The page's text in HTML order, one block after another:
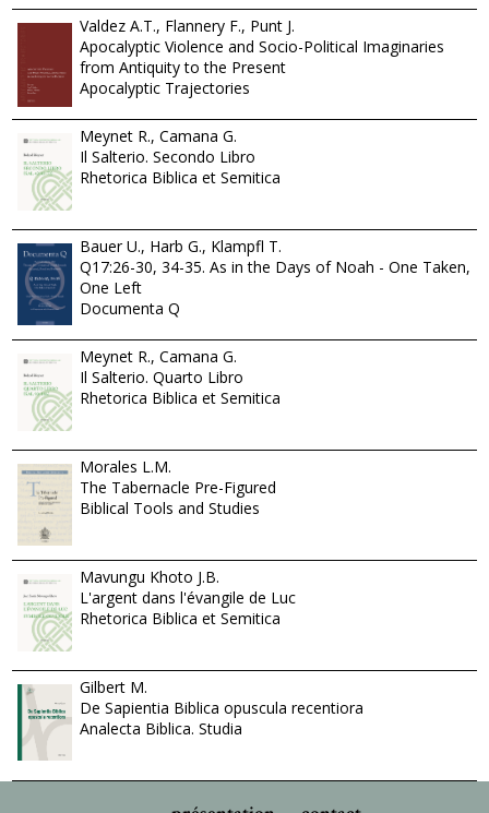
Valdez A.T., Flannery F., Punt J.
Apocalyptic Violence and Socio-Political Imaginaries
from Antiquity to the Present
Apocalyptic Trajectories
Meynet R., Camana G.
Il Salterio. Secondo Libro
Rhetorica Biblica et Semitica
Bauer U., Harb G., Klampfl T.
Q17:26-30, 34-35. As in the Days of Noah - One Taken,
One Left
Documenta Q
Meynet R., Camana G.
Il Salterio. Quarto Libro
Rhetorica Biblica et Semitica
Morales L.M.
The Tabernacle Pre-Figured
Biblical Tools and Studies
Mavungu Khoto J.B.
L'argent dans l'évangile de Luc
Rhetorica Biblica et Semitica
Gilbert M.
De Sapientia Biblica opuscula recentiora
Analecta Biblica. Studia